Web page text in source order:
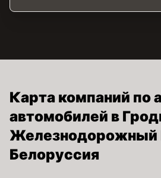
Карта компаний по
автомобилей в
Железнодорожный
Белоруссия